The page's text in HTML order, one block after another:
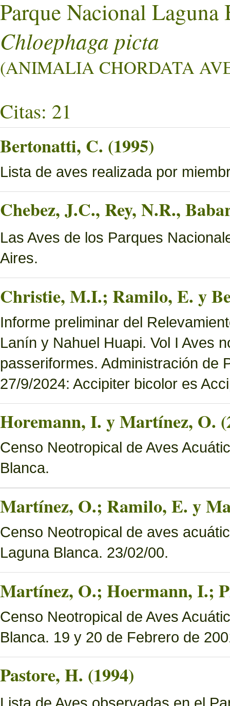
Parque Nacional Laguna
Chloephaga picta
(ANIMALIA CHORDATA
Citas: 21
Bertonatti, C. (1995)
Lista de aves realizada por
Chebez, J.C., Rey, N.R.,
Las Aves de los Parques
Aires.
Christie, M.I.; Ramilo, E. y
Informe preliminar del
Lanín y Nahuel Huapi. Vol I Aves
passeriformes. Administración de
27/9/2024: Accipiter bicolor es
Horemann, I. y Martínez, O.
Censo Neotropical de Aves
Blanca.
Martínez, O.; Ramilo, E. y
Censo Neotropical de aves
Laguna Blanca. 23/02/00.
Martínez, O.; Hoermann, I.;
Censo Neotropical de Aves
Blanca. 19 y 20 de Febrero de
Pastore, H. (1994)